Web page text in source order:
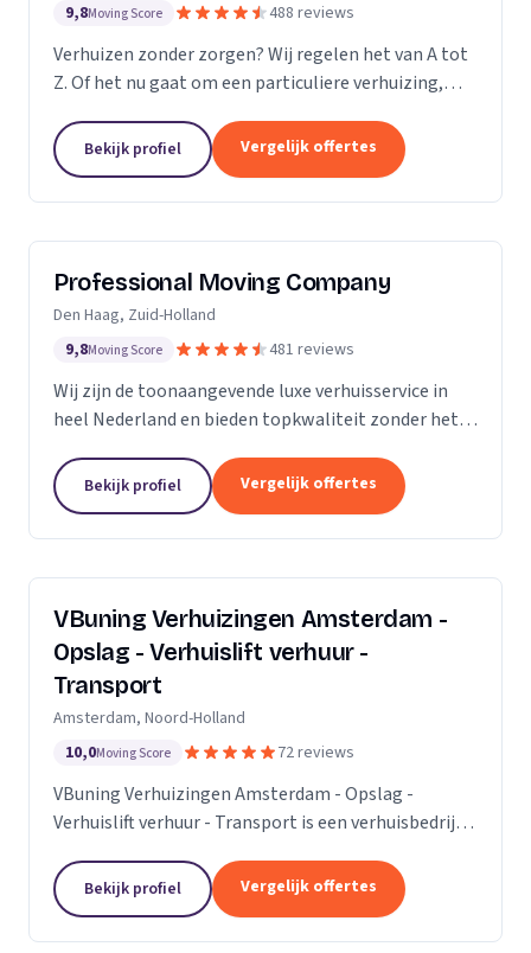
9,8Moving Score 488 reviews
Verhuizen zonder zorgen? Wij regelen het van A tot
Z. Of het nu gaat om een particuliere verhuizing,
snel, zorgvuldig en betrouwbaar. Van inpakken en
monteren tot transport en tijdelijke opslag — u
kunt op ons rekenen. Met onze professionele
Bekijk profiel Vergelijk offertes
Professional Moving Company
Den Haag, Zuid-Holland
9,8Moving Score 481 reviews
Wij zijn de toonaangevende luxe verhuisservice in
heel Nederland en bieden topkwaliteit zonder het
verhuisproces te transformeren in een naadloze en...
Bekijk profiel Vergelijk offertes
VBuning Verhuizingen Amsterdam -
Opslag - Verhuislift verhuur -
Transport
Amsterdam, Noord-Holland
10,0Moving Score 72 reviews
VBuning Verhuizingen Amsterdam - Opslag -
Verhuislift verhuur - Transport is een verhuisbedrijf
Bekijk profiel Vergelijk offertes